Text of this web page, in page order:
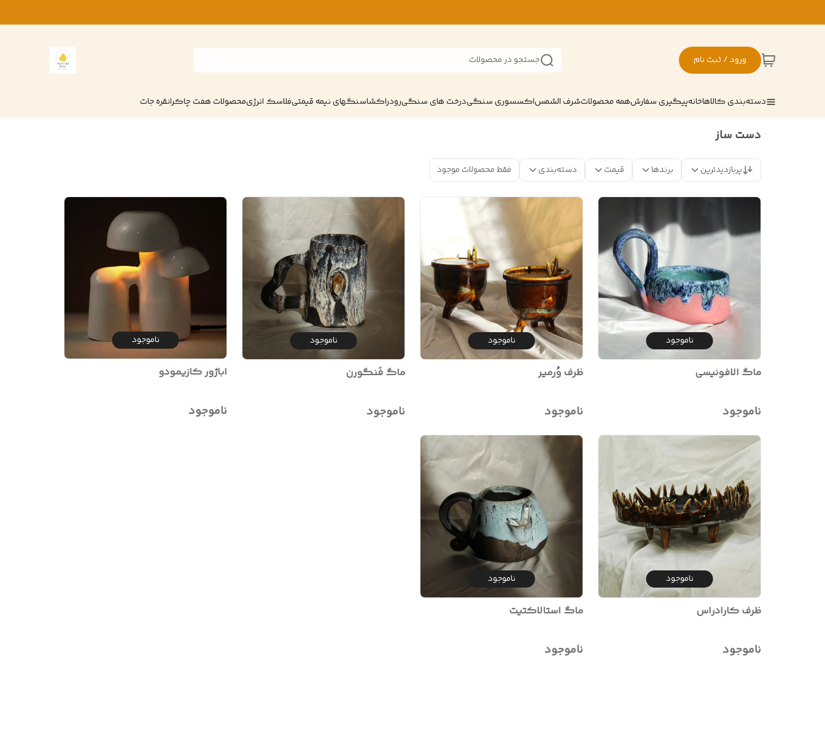
ورود / ثبت نام جستجو در محصولات
دسته‌بندی کالاهاخانهپیگیری سفارشهمه محصولاتشرف الشمساکسسوری سنگیدرخت های سنگیرودراکشاسنگهای نیمه قیمتیفلاسک انرژیمحصولات هفت چاکرانقره جات
دست ساز
پربازدیدترین برندها قیمت دسته‌بندی فقط محصولات موجود
ناموجود
ماگ الافونیسی
ناموجود
ناموجود
ظرف وُرمیر
ناموجود
ناموجود
ماگ فَنگورن
ناموجود
ناموجود
اباژور کازیمودو
ناموجود
ناموجود
ظرف کارادراس
ناموجود
ناموجود
ماگ استالاکتیت
ناموجود